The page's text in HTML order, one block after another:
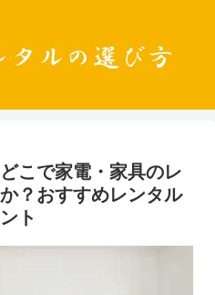
こで家電・家具のレ
？おすすめレンタル
ト